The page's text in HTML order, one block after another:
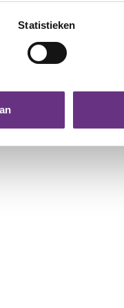
eigenschappen
uw voorkeuren in het
van onze site met
combineren met
Statistieken
de nieuwe